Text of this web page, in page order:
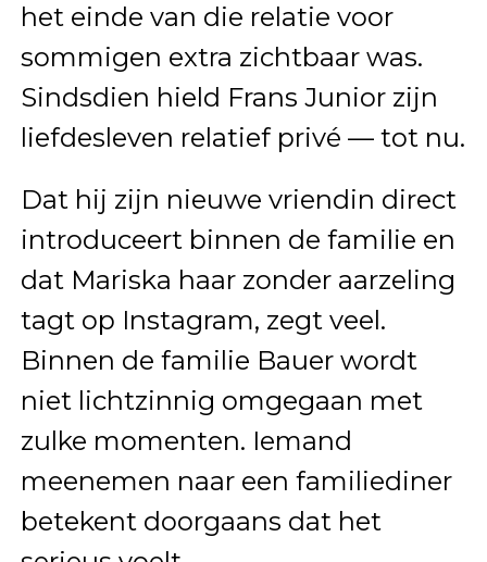
het einde van die relatie voor
sommigen extra zichtbaar was.
Sindsdien hield Frans Junior zijn
liefdesleven relatief privé — tot nu.
Dat hij zijn nieuwe vriendin direct
introduceert binnen de familie en
dat Mariska haar zonder aarzeling
tagt op Instagram, zegt veel.
Binnen de familie Bauer wordt
niet lichtzinnig omgegaan met
zulke momenten. Iemand
meenemen naar een familiediner
betekent doorgaans dat het